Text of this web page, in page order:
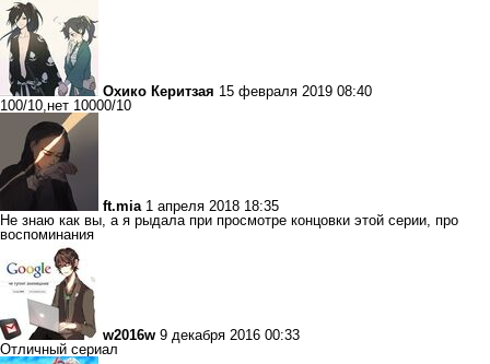
Охико Керитзая 15 февраля 2019 08:40
100/10,нет 10000/10
ft.mia 1 апреля 2018 18:35
Не знаю как вы, а я рыдала при просмотре концовки этой серии, про
воспоминания
w2016w 9 декабря 2016 00:33
Отличный сериал